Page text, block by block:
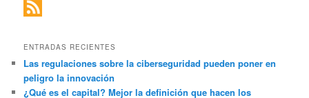
ENTRADAS RECIENTES
Las regulaciones sobre la ciberseguridad pueden poner en
peligro la innovación
¿Qué es el capital? Mejor la definición que hacen los